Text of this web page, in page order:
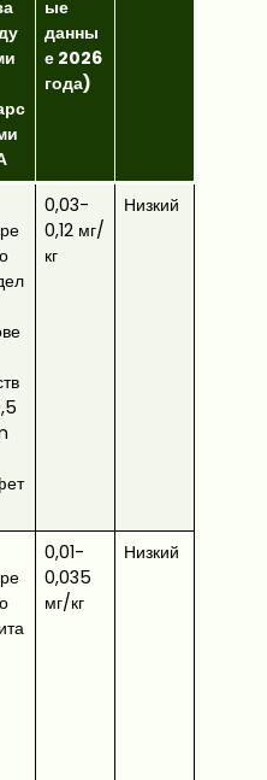
ые
данны
е 2026
года)
0,03-
0,12 мг/
кг
Низкий
0,01-
0,035
мг/кг
Низкий